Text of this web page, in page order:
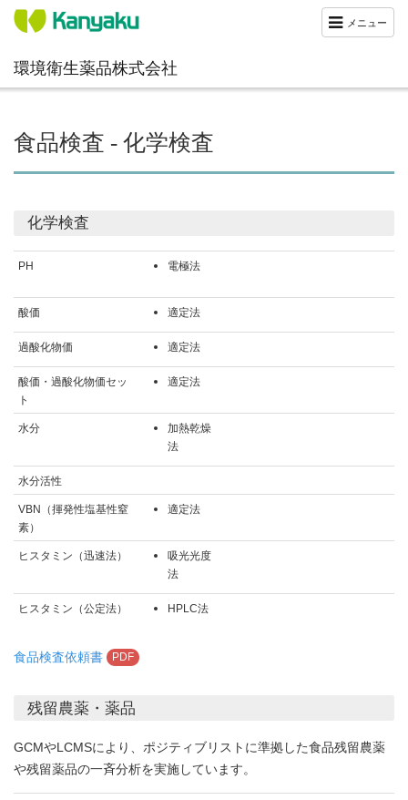
メニュー
環境衛生薬品株式会社
食品検査 - 化学検査
化学検査
PH 電極法
酸価 適定法
過酸化物価 適定法
酸価・過酸化物価セッ
ト
適定法
水分
加熱乾燥
法
水分活性
VBN（揮発性塩基性窒
素）
適定法
ヒスタミン（迅速法）
吸光光度
法
ヒスタミン（公定法） HPLC法
食品検査依頼書 PDF
残留農薬・薬品
GCMやLCMSにより、ポジティブリストに準拠した食品残留農薬
や残留薬品の一斉分析を実施しています。